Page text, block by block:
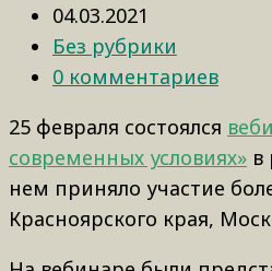
04.03.2021
Без рубрики
0 комментариев
25 февраля состоялся
современных условиях» в
нем приняло участие
Красноярского края,